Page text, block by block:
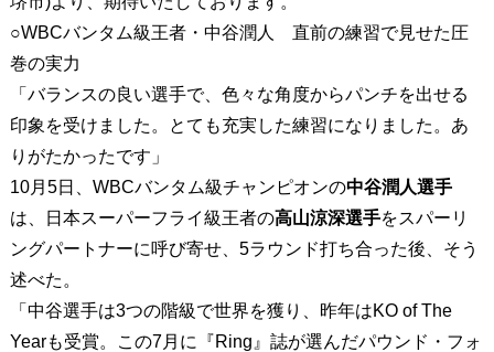
○WBCバンタム級王者・中谷潤人 直前の練習で見せた圧
巻の実力
「バランスの良い選手で、色々な角度からパンチを出せる
印象を受けました。とても充実した練習になりました。あ
りがたかったです」
10月5日、WBCバンタム級チャンピオンの中谷潤人選手
は、日本スーパーフライ級王者の高山涼深選手をスパーリ
ングパートナーに呼び寄せ、5ラウンド打ち合った後、そう
述べた。
「中谷選手は3つの階級で世界を獲り、昨年はKO of The
Yearも受賞。この7月に『Ring』誌が選んだパウンド・フォ